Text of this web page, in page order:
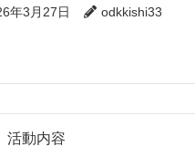
年3月27日 odkkishi33
活動内容